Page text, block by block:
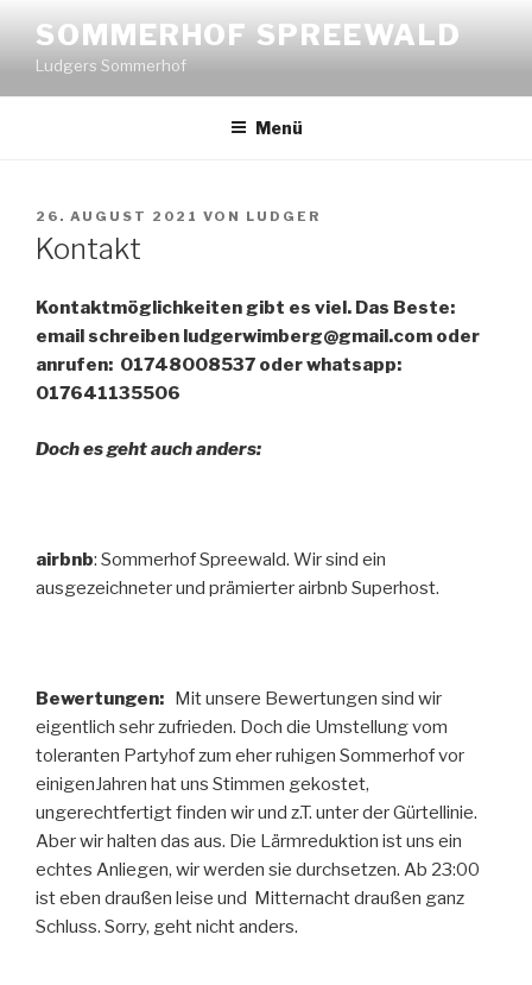
Inhalt
springen
SOMMERHOF SPREEWALD
Ludgers Sommerhof
Menü
VERÖFFENTLICHT
AM
26. AUGUST 2021 VON LUDGER
Kontakt
Kontaktmöglichkeiten gibt es viel. Das Beste:
email schreiben ludgerwimberg@gmail.com oder
anrufen: 01748008537 oder whatsapp:
017641135506
Doch es geht auch anders:
airbnb: Sommerhof Spreewald. Wir sind ein
ausgezeichneter und prämierter airbnb Superhost.
Bewertungen: Mit unsere Bewertungen sind wir
eigentlich sehr zufrieden. Doch die Umstellung vom
toleranten Partyhof zum eher ruhigen Sommerhof vor
einigenJahren hat uns Stimmen gekostet,
ungerechtfertigt finden wir und z.T. unter der Gürtellinie.
Aber wir halten das aus. Die Lärmreduktion ist uns ein
echtes Anliegen, wir werden sie durchsetzen. Ab 23:00
ist eben draußen leise und Mitternacht draußen ganz
Schluss. Sorry, geht nicht anders.